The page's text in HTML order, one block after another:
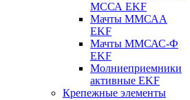
МССА EKF
Мачты ММСАА
EKF
Мачты ММСАС-Ф
EKF
Молниеприемники
активные EKF
Крепежные элементы